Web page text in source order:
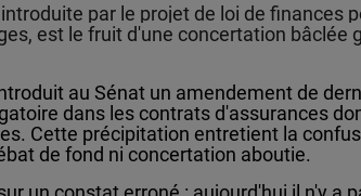
introduite par le projet de loi de
est le fruit d'une concertation bâclée
au Sénat un amendement de
dans les contrats d'assurances
Cette précipitation entretient la
de fond ni concertation aboutie.